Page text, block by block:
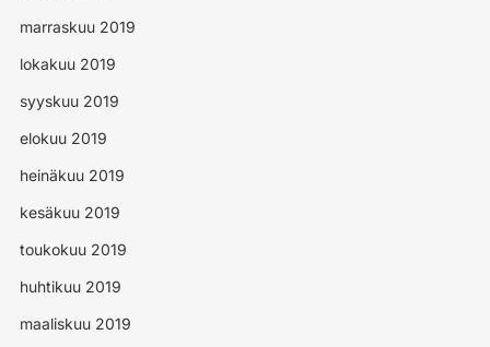
marraskuu 2019
lokakuu 2019
syyskuu 2019
elokuu 2019
heinäkuu 2019
kesäkuu 2019
toukokuu 2019
huhtikuu 2019
maaliskuu 2019